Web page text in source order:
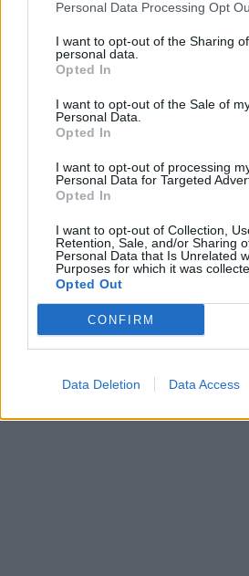
Personal Data Processing Opt
I want to opt-out of the Sharing
personal data.
Opted In
I want to opt-out of the Sale of
Personal Data.
Opted In
I want to opt-out of processing
Personal Data for Targeted
Opted In
I want to opt-out of Collection,
Retention, Sale, and/or Sharing
Personal Data that Is Unrelated
Purposes for which it was
Opted Out
CONFIRM
Data Deletion Data Access
Ανάθεμά σε φτώχεια
ευλογημένη, γιατί μας κάνεις
άνθρωποι και να σκύβουμε
στην ανάγκη του άλλου…
μας ενώνεις πάνω στο αμόνι
ξέρουμε πως το σφυρί της
Το θετικό είναι οτι τελικά
τη συνδρομή συνανθρώπων
το αναγκαίο ποσό και να
ώρα – η αποκοπή του